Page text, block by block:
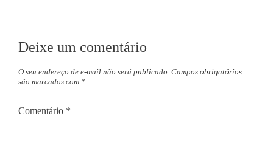
Deixe um comentário
O seu endereço de e-mail não será publicado. Campos obrigatórios
são marcados com *
Comentário *